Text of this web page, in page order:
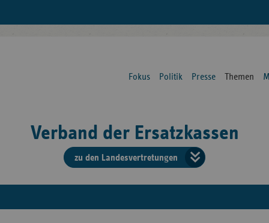
Fokus Politik Presse Themen
Verband der Ersatzkassen
zu den Landesvertretungen
der